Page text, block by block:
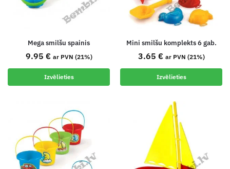
Mega smilšu spainis
9.95 € ar PVN (21%)
Izvēlieties
Mini smilšu komplekts 6 gab.
3.65 € ar PVN (21%)
Izvēlieties